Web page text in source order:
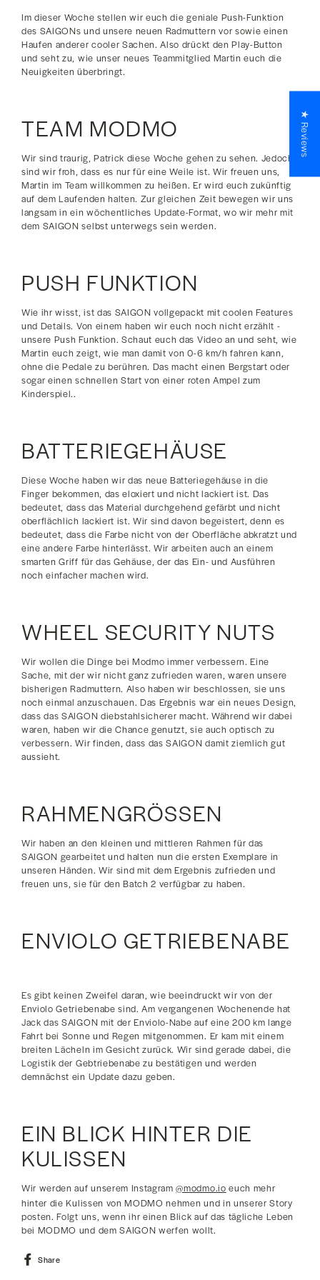
Im dieser Woche stellen wir euch die geniale Push-Funktion
des SAIGONs und unsere neuen Radmuttern vor sowie einen
Haufen anderer cooler Sachen. Also drückt den Play-Button
und seht zu, wie unser neues Teammitglied Martin euch die
Neuigkeiten überbringt.
TEAM MODMO
Wir sind traurig, Patrick diese Woche gehen zu sehen. Jedoch
sind wir froh, dass es nur für eine Weile ist. Wir freuen uns,
Martin im Team willkommen zu heißen. Er wird euch zukünftig
auf dem Laufenden halten. Zur gleichen Zeit bewegen wir uns
langsam in ein wöchentliches Update-Format, wo wir mehr mit
dem SAIGON selbst unterwegs sein werden.
PUSH FUNKTION
Wie ihr wisst, ist das SAIGON vollgepackt mit coolen Features
und Details. Von einem haben wir euch noch nicht erzählt -
unsere Push Funktion. Schaut euch das Video an und seht, wie
Martin euch zeigt, wie man damit von 0-6 km/h fahren kann,
ohne die Pedale zu berühren. Das macht einen Bergstart oder
sogar einen schnellen Start von einer roten Ampel zum
Kinderspiel..
BATTERIEGEHÄUSE
Diese Woche haben wir das neue Batteriegehäuse in die
Finger bekommen, das eloxiert und nicht lackiert ist. Das
bedeutet, dass das Material durchgehend gefärbt und nicht
oberflächlich lackiert ist. Wir sind davon begeistert, denn es
bedeutet, dass die Farbe nicht von der Oberfläche abkratzt und
eine andere Farbe hinterlässt. Wir arbeiten auch an einem
smarten Griff für das Gehäuse, der das Ein- und Ausführen
noch einfacher machen wird.
WHEEL SECURITY NUTS
Wir wollen die Dinge bei Modmo immer verbessern. Eine
Sache, mit der wir nicht ganz zufrieden waren, waren unsere
bisherigen Radmuttern. Also haben wir beschlossen, sie uns
noch einmal anzuschauen. Das Ergebnis war ein neues Design,
dass das SAIGON diebstahlsicherer macht. Während wir dabei
waren, haben wir die Chance genutzt, sie auch optisch zu
verbessern. Wir finden, dass das SAIGON damit ziemlich gut
aussieht.
RAHMENGRÖSSEN
Wir haben an den kleinen und mittleren Rahmen für das
SAIGON gearbeitet und halten nun die ersten Exemplare in
unseren Händen. Wir sind mit dem Ergebnis zufrieden und
freuen uns, sie für den Batch 2 verfügbar zu haben.
ENVIOLO GETRIEBENABE
Es gibt keinen Zweifel daran, wie beeindruckt wir von der
Enviolo Getriebenabe sind. Am vergangenen Wochenende hat
Jack das SAIGON mit der Enviolo-Nabe auf eine 200 km lange
Fahrt bei Sonne und Regen mitgenommen. Er kam mit einem
breiten Lächeln im Gesicht zurück. Wir sind gerade dabei, die
Logistik der Gebtriebenabe zu bestätigen und werden
demnächst ein Update dazu geben.
EIN BLICK HINTER DIE
KULISSEN
Wir werden auf unserem Instagram @modmo.io euch mehr
hinter die Kulissen von MODMO nehmen und in unserer Story
posten. Folgt uns, wenn ihr einen Blick auf das tägliche Leben
bei MODMO und dem SAIGON werfen wollt.
Share
★ Reviews